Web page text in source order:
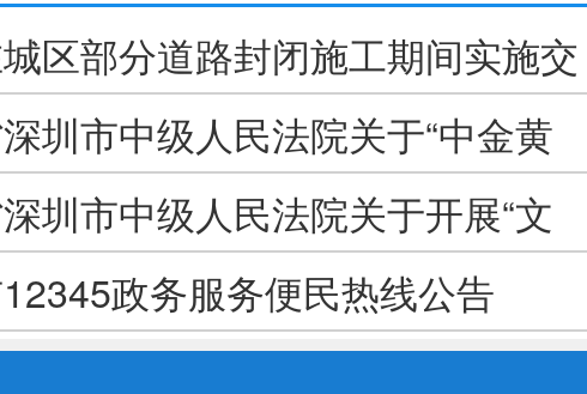
区部分道路封闭施工期间实施交
告
圳市中级人民法院关于“中金黄
工作公告
圳市中级人民法院关于开展“文
赔工作的公告（第一次）
政务服务便民热线公告